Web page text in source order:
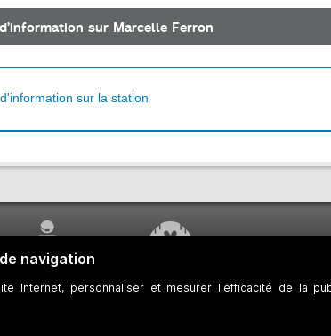
sur Marcelle Ferron
sur la station
CLIENTÈLE